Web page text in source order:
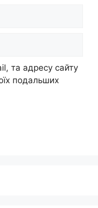
та адресу сайту
подальших